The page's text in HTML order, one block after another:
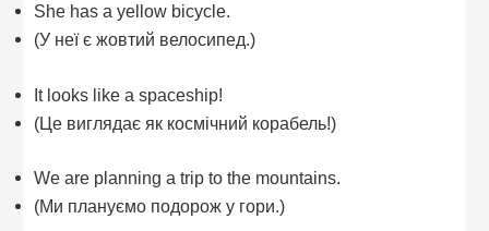
She has a yellow bicycle.
(У неї є жовтий велосипед.)
It looks like a spaceship!
(Це виглядає як космічний корабель!)
We are planning a trip to the mountains.
(Ми плануємо подорож у гори.)